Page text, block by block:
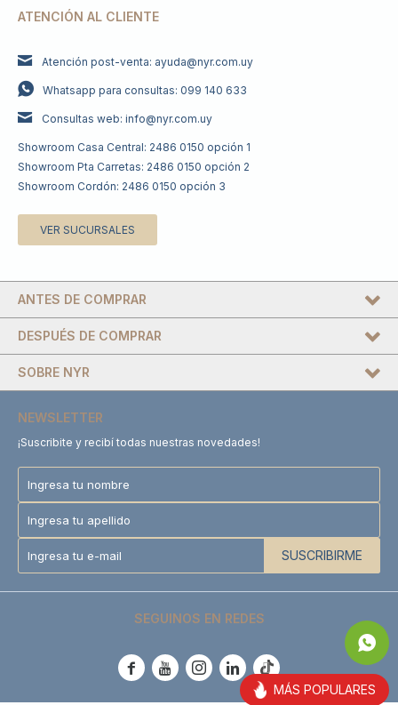
ATENCIÓN AL CLIENTE
Atención post-venta: ayuda@nyr.com.uy
Whatsapp para consultas: 099 140 633
Consultas web: info@nyr.com.uy
Showroom Casa Central: 2486 0150 opción 1
Showroom Pta Carretas: 2486 0150 opción 2
Showroom Cordón: 2486 0150 opción 3
VER SUCURSALES
DESPUÉS DE COMPRAR
SOBRE NYR
ANTES DE COMPRAR
NEWSLETTER
¡Suscribite y recibí todas nuestras novedades!
SUSCRIBIRME
SEGUINOS EN REDES
    
MÁS POPULARES